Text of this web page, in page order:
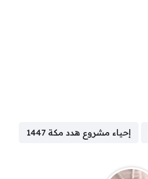
إحياء مشروع هدد مكة 1447